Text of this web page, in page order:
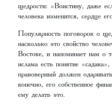
щедрости: «Воистину, даже
человека изменится, сердце
Популярность поговорок о
насколько это свойство
Востоке, и напоминает нам о
ислама есть понятие
правоверный должен
конечно, его собственное
ему делать это.